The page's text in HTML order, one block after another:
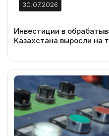
30.07.2026
Инвестиции в
Казахстана выросли на